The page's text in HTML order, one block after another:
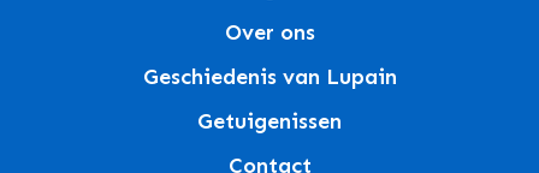
Over ons
Geschiedenis van Lupain
Getuigenissen
Contact